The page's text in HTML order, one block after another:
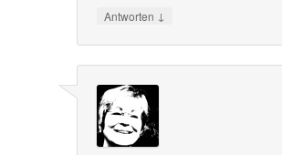
Antworten ↓